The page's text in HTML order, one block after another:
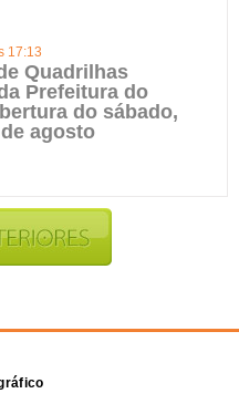
17:13
Quadrilhas
Prefeitura do
do sábado,
agosto